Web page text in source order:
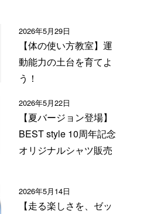
2026年5月29日
【体の使い方教室】運
動能力の土台を育てよ
う！
2026年5月22日
【夏バージョン登場】
BEST style 10周年記念
オリジナルシャツ販売
2026年5月14日
【走る楽しさを、ゼッ